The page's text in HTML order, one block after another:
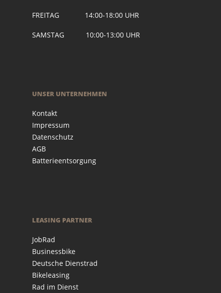
FREITAG 14:00-18:00 UHR
SAMSTAG 10:00-13:00 UHR
UNSER UNTERNEHMEN
Kontakt
Impressum
Datenschutz
AGB
Batterieentsorgung
LEASING PARTNER
JobRad
Businessbike
Deutsche Dienstrad
Bikeleasing
Rad im Dienst